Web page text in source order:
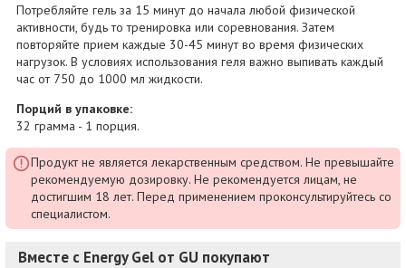
Потребляйте гель за 15 минут до начала любой физической
активности, будь то тренировка или соревнования. Затем
повторяйте прием каждые 30-45 минут во время физических
нагрузок. В условиях использования геля важно выпивать каждый
час от 750 до 1000 мл жидкости.
Порций в упаковке:
32 грамма - 1 порция.
Продукт не является лекарственным средством. Не превышайте
рекомендуемую дозировку. Не рекомендуется лицам, не
достигшим 18 лет. Перед применением проконсультируйтесь со
специалистом.
Вместе с Energy Gel от GU покупают